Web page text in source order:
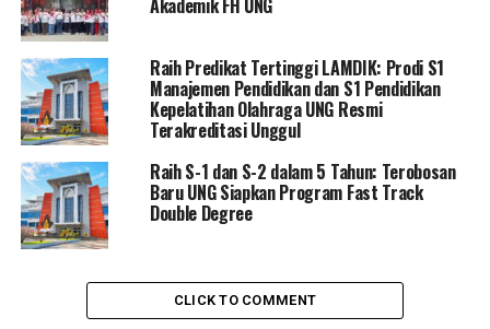
“Untuk yang positif telah dilakukan isolasi mandiri
dibawah pemantauan tim kesehatan UNG,” Tutup
Eduart.
RELATED TOPICS: COVID19 EDUART WOLOK
REKTOR UNG
UNG
UNIVERSITAS NEGERI GORONTALO VAKSINISASI
UP NEXT
Kongres I IKA UNG Akan Digelar 27 Maret
Indra Yasin Hadiri RUPS Tahunan Bank Sulut-Go
Raih Predikat Tertinggi LAMDIK: Prodi S1
Manajemen Pendidikan dan S1 Pendidikan
Kepelatihan Olahraga UNG Resmi
Terakreditasi Unggul
Raih S-1 dan S-2 dalam 5 Tahun: Terobosan
Baru UNG Siapkan Program Fast Track
Double Degree
CLICK TO COMMENT